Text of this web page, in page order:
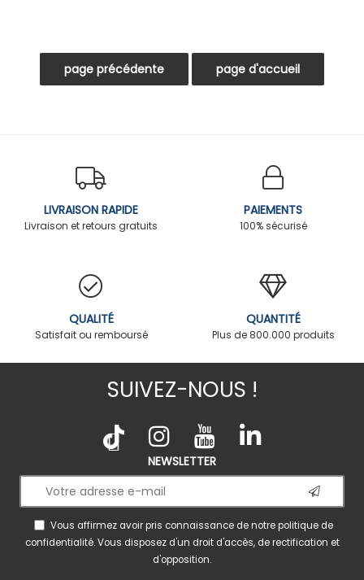
LIVRAISON RAPIDE
Livraison et retours gratuits
PAIEMENTS
100% sécurisé
QUALITÉ
Satisfait ou remboursé
QUANTITÉ
Plus de 800.000 produits
SUIVEZ-NOUS !
NEWSLETTER
Vous affirmez avoir pris connaissance de notrepolitique de
confidentialité. Vous disposez d'un droit d'accès, de rectification et
d'opposition.